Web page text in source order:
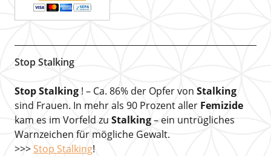
Stop Stalking
Stop Stalking! – Ca. 86% der Opfer von Stalking
sind Frauen. In mehr als 90 Prozent aller Femizide
kam es im Vorfeld zu Stalking– ein untrügliches
Warnzeichen für mögliche Gewalt.
>>> Stop Stalking!